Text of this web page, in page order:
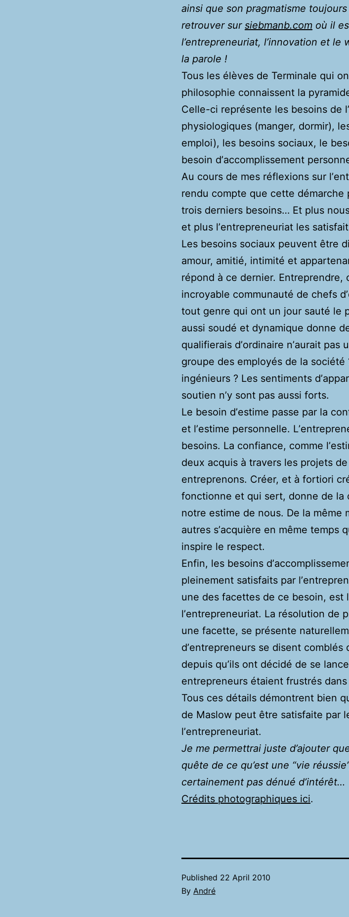
ainsi que son pragmatisme
retrouver sur siebmanb.com où il
l’entrepreneuriat, l’innovation et le
la parole !
Tous les élèves de Terminale qui
philosophie connaissent la
Celle-ci représente les besoins de
physiologiques (manger, dormir),
emploi), les besoins sociaux, le
besoin dʼaccomplissement
Au cours de mes réflexions sur
rendu compte que cette
trois derniers besoins… Et plus
et plus lʼentrepreneuriat les
Les besoins sociaux peuvent être
amour, amitié, intimité et
répond à ce dernier. Entreprendre,
incroyable communauté de chefs
tout genre qui ont un jour sauté le
aussi soudé et dynamique donne
qualifierais dʼordinaire nʼaurait
groupe des employés de la
ingénieurs ? Les sentiments
soutien nʼy sont pas aussi forts.
Le besoin dʼestime passe par la
et lʼestime personnelle.
besoins. La confiance, comme
deux acquis à travers les projets
entreprenons. Créer, et à fortiori
fonctionne et qui sert, donne de la
notre estime de nous. De la même
autres sʼacquière en même temps
inspire le respect.
Enfin, les besoins
pleinement satisfaits par
une des facettes de ce besoin, est
lʼentrepreneuriat. La résolution de
une facette, se présente
dʼentrepreneurs se disent comblés
depuis quʼils ont décidé de se
entrepreneurs étaient frustrés
Tous ces détails démontrent bien
de Maslow peut être satisfaite par
lʼentrepreneuriat.
Je me permettrai juste d’ajouter
quête de ce qu’est une “vie
certainement pas dénué d’intérêt…
Crédits photographiques ici.
Published 22 April 2010
By André